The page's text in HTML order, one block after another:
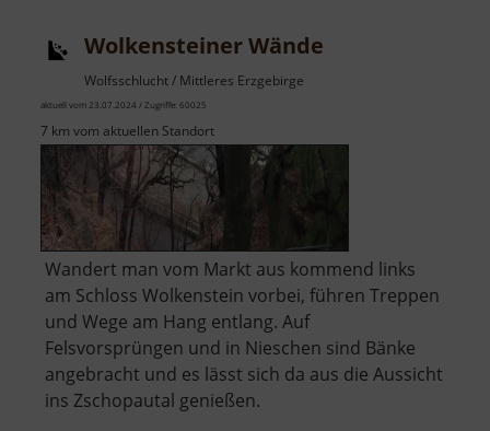
Wolkensteiner Wände
Wolfsschlucht / Mittleres Erzgebirge
aktuell vom 23.07.2024 / Zugriffe: 60025
7 km vom aktuellen Standort
Wandert man vom Markt aus kommend links
am Schloss Wolkenstein vorbei, führen Treppen
und Wege am Hang entlang. Auf
Felsvorsprüngen und in Nieschen sind Bänke
angebracht und es lässt sich da aus die Aussicht
ins Zschopautal genießen.